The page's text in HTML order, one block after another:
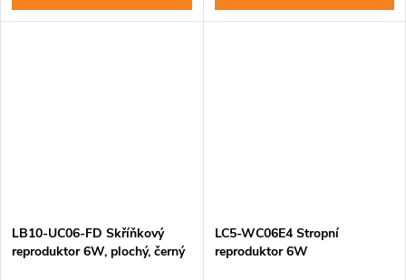
LB10-UC06-FD Skříňkový
reproduktor 6W, plochý, černý
LC5-WC06E4 Stropní
reproduktor 6W